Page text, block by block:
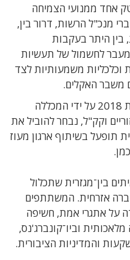
אחד ממנועי הצמיחה
מנכ"ל הרשות, דרור בין,
בין היתר בעקבות
לחשמול של תעשיות
וכלכליות משמעותיות לצד
משבר האקלים.
מרכז חדשנות כנרת, שנוסד בשנת 2018 על ידי המכללה
וקק"ל, נבחר להוביל את
תופעל בשיתוף ארגון מעוז
בין־מגזרית שתכלול
אזרחית. המשתתפים
על אתגרי אמת, חשיפה
וביו־קונברג'נס,
והמדיניות הציבורית.